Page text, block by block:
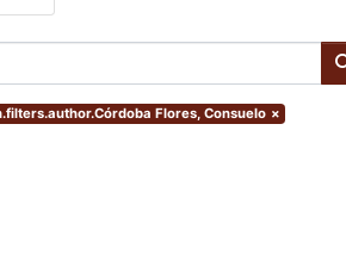
Flores, Consuelo ×